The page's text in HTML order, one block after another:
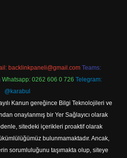
backlinkpaneli@gmail.com Teams:
Whatsapp: 0262 606 0 726 Telegram:
@karabul
Kanun gereğince Bilgi Teknolojileri ve
onaylanmış bir Yer Sağlayıcı olarak
sitedeki içerikleri proaktif olarak
bulunmamaktadır. Ancak,
sorumluluğunu taşımakta olup, siteye